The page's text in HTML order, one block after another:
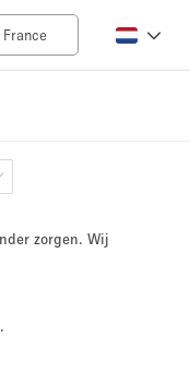
500+ m²
zorgen. Wij